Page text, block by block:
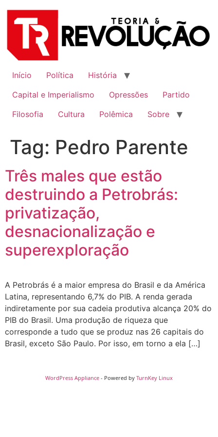
para
Início Política
História
Capital e Imperialismo
Opressões
Partido
Filosofia
Cultura Polêmica Sobre
Tag: Pedro Parente
Três males que estão
destruindo a Petrobrás:
privatização,
desnacionalização e
superexploração
A Petrobrás é a maior empresa do Brasil e da América
Latina, representando 6,7% do PIB. A renda gerada
indiretamente por sua cadeia produtiva alcança 20% do
PIB do Brasil. Uma produção de riqueza que
corresponde a tudo que se produz nas 26 capitais do
Brasil, exceto São Paulo. Por isso, em torno a ela […]
WordPress Appliance - Powered by TurnKey Linux